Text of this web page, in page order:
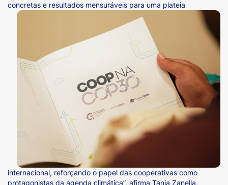
concretas e resultados mensuráveis para uma plateia
internacional, reforçando o papel das cooperativas como
protagonistas da agenda climática”, afirma Tania Zanella,